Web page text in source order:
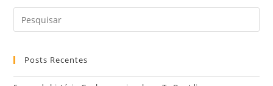
Posts Recentes